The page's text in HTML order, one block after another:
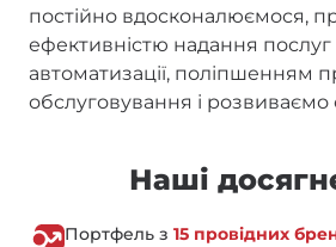
постійно вдосконалюємося,
ефективністю надання
автоматизації, поліпшенням
обслуговування і
Наші
Портфель з 15 провідних